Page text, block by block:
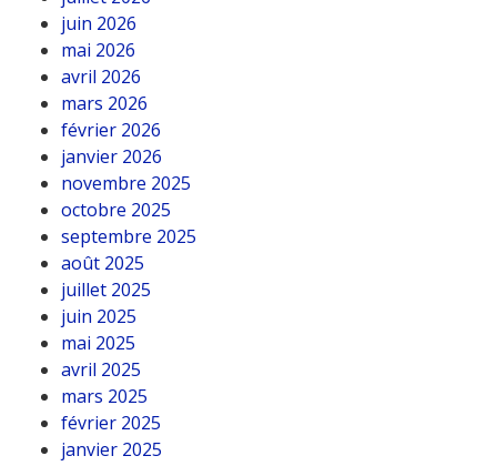
juin 2026
mai 2026
avril 2026
mars 2026
février 2026
janvier 2026
novembre 2025
octobre 2025
septembre 2025
août 2025
juillet 2025
juin 2025
mai 2025
avril 2025
mars 2025
février 2025
janvier 2025